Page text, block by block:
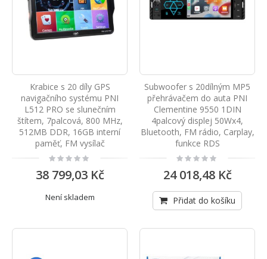
Krabice s 20 díly GPS
navigačního systému PNI
L512 PRO se slunečním
štítem, 7palcová, 800 MHz,
512MB DDR, 16GB interní
paměť, FM vysílač
Rating:
0%
38 799,03 Kč
Není skladem
Subwoofer s 20dílným MP5
přehrávačem do auta PNI
Clementine 9550 1DIN
4palcový displej 50Wx4,
Bluetooth, FM rádio, Carplay,
funkce RDS
Rating:
0%
24 018,48 Kč
Přidat do košíku